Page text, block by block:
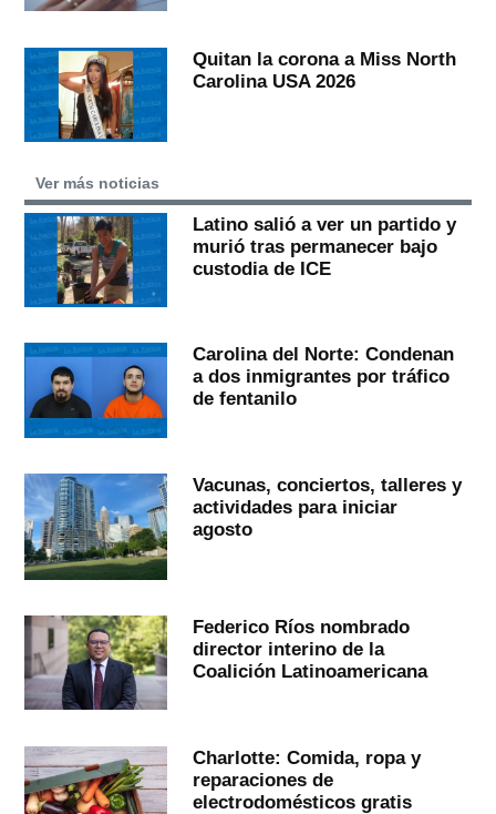
Quitan la corona a Miss North
Carolina USA 2026
Ver más noticias
Latino salió a ver un partido y
murió tras permanecer bajo
custodia de ICE
Carolina del Norte: Condenan
a dos inmigrantes por tráfico
de fentanilo
Vacunas, conciertos, talleres y
actividades para iniciar
agosto
Federico Ríos nombrado
director interino de la
Coalición Latinoamericana
Charlotte: Comida, ropa y
reparaciones de
electrodomésticos gratis